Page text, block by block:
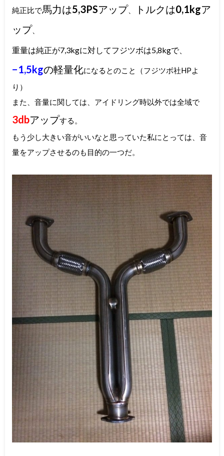
純正比で馬力は5,3PSアップ トルクは0,1kgア
ップ
重量は純正が7,3kgに対してフジツボは5,8kgで、
−1,5kgの軽量化になるとのこと（フジツボ社HPよ
り）
また、音量に関しては、アイドリング時以外では全域で
3dbアップする。
もう少し大きい音がいいなと思っていた私にとっては、音
量をアップさせるのも目的の一つだ。